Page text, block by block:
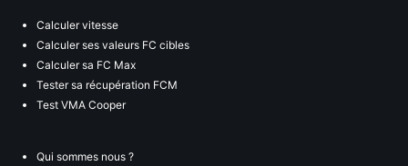
Calculer vitesse
Calculer ses valeurs FC cibles
Calculer sa FC Max
Tester sa récupération FCM
Test VMA Cooper
Qui sommes nous ?